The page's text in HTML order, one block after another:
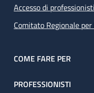
Accesso di
Comitato Regionale per
COME FARE PER
PROFESSIONISTI